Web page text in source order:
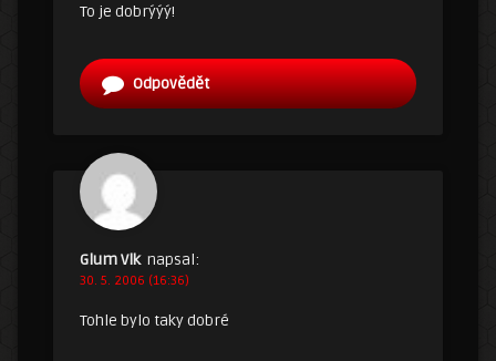
To je dobrýýý!
Odpovědět
Glum Vlk napsal:
30. 5. 2006 (16:36)
Tohle bylo taky dobré